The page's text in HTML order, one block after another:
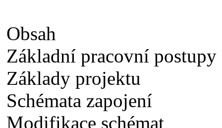
Obsah
Základní pracovní postupy
Základy projektu
Schémata zapojení
Modifikace schémat